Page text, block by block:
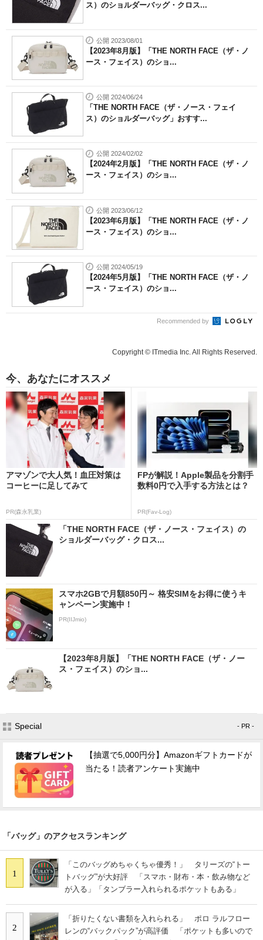
ス）のショルダーバッグ・クロス...
公開 2023/08/01
【2023年8月版】「THE NORTH FACE（ザ・ノ
ース・フェイス）のショ...
公開 2024/06/24
「THE NORTH FACE（ザ・ノース・フェイ
ス）のショルダーバッグ」おすす...
公開 2024/02/02
【2024年2月版】「THE NORTH FACE（ザ・ノ
ース・フェイス）のショ...
公開 2023/06/12
【2023年6月版】「THE NORTH FACE（ザ・ノ
ース・フェイス）のショ...
公開 2024/05/19
【2024年5月版】「THE NORTH FACE（ザ・ノ
ース・フェイス）のショ...
Recommended by
Copyright © ITmedia Inc. All Rights Reserved.
今、あなたにオススメ
アマゾンで大人気！血圧対策は
コーヒーに足してみて
PR(森永乳業)
FPが解説！Apple製品を分割手
数料0円で入手する方法とは？
PR(Fav-Log)
「THE NORTH FACE（ザ・ノース・フェイス）の
ショルダーバッグ・クロス...
スマホ2GBで月額850円～ 格安SIMをお得に使うキ
ャンペーン実施中！
PR(IIJmio)
【2023年8月版】「THE NORTH FACE（ザ・ノー
ス・フェイス）のショ...
Special - PR -
【抽選で5,000円分】Amazonギフトカードが
当たる！読者アンケート実施中
「バッグ」のアクセスランキング
1
「このバッグめちゃくちゃ優秀！」 タリーズの“トー
トバッグ”が大好評 「スマホ・財布・本・飲み物など
が入る」「タンブラー入れられるポケットもある」
2
「折りたくない書類を入れられる」 ポロ ラルフロー
レンの“バックパック”が高評価 「ポケットも多いので